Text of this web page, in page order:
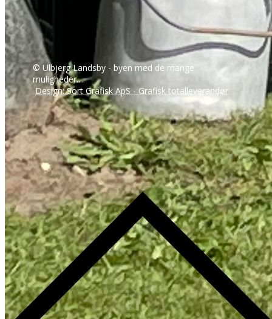
© Ulbjerg Landsby - byen med de mange
muligheder....
Design: Sort Grafisk ApS - Grafisk totalleverandør